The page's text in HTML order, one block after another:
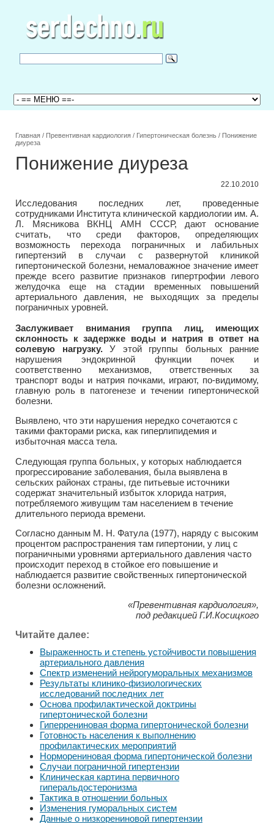
Главная / Превентивная кардиология / Гипертоническая болезнь / Понижение
диуреза
Понижение диуреза
22.10.2010
Исследования последних лет, проведенные
сотрудниками Института клинической кардиологии им. А.
Л. Мясникова ВКНЦ АМН СССР, дают основание
считать, что среди факторов, определяющих
возможность перехода пограничных и лабильных
гипертензий в случаи с развернутой клиникой
гипертонической болезни, немаловажное значение имеет
прежде всего развитие признаков гипертрофии левого
желудочка еще на стадии временных повышений
артериального давления, не выходящих за пределы
пограничных уровней.
Заслуживает внимания группа лиц, имеющих
склонность к задержке воды и натрия в ответ на
солевую нагрузку. У этой группы больных ранние
нарушения эндокринной функции почек и
соответственно механизмов, ответственных за
транспорт воды и натрия почками, играют, по-видимому,
главную роль в патогенезе и течении гипертонической
болезни.
Выявлено, что эти нарушения нередко сочетаются с
такими факторами риска, как гиперлипидемия и
избыточная масса тела.
Следующая группа больных, у которых наблюдается
прогрессирование заболевания, была выявлена в
сельских районах страны, где питьевые источники
содержат значительный избыток хлорида натрия,
потребляемого живущим там населением в течение
длительного периода времени.
Согласно данным М. Н. Фатула (1977), наряду с высоким
процентом распространения там гипертонии, у лиц с
пограничными уровнями артериального давления часто
происходит переход в стойкое его повышение и
наблюдается развитие свойственных гипертонической
болезни осложнений.
«Превентивная кардиология»,
под редакцией Г.И.Косицкого
Читайте далее:
Выраженность и степень устойчивости повышения
артериального давления
Спектр изменений нейрогуморальных механизмов
Результаты клинико-физиологических
исследований последних лет
Основа профилактической доктрины
гипертонической болезни
Гиперрениновая форма гипертонической болезни
Готовность населения к выполнению
профилактических мероприятий
Норморениновая форма гипертонической болезни
Случаи пограничной гипертензии
Клиническая картина первичного
гиперальдостеронизма
Тактика в отношении больных
Изменения гуморальных систем
Данные о низкорениновой гипертензии